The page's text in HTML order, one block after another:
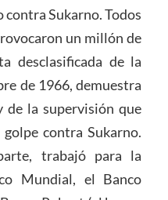
contra Sukarno. Todos
un millón de
desclasificada de la
de 1966, demuestra
de la supervisión que
contra Sukarno.
trabajó para la
Mundial, el Banco